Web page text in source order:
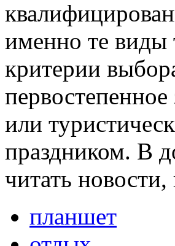
именно те виды
критерии
или
праздником. В
читать
планшет